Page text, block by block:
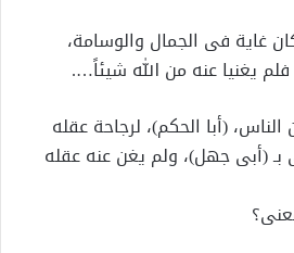
غاية فى الجمال والوسامة،
يغنيا عنه من الله شيئاً….
(أبا الحكم)، لرجاحة عقله
(أبى جهل)، ولم يغن عنه عقله